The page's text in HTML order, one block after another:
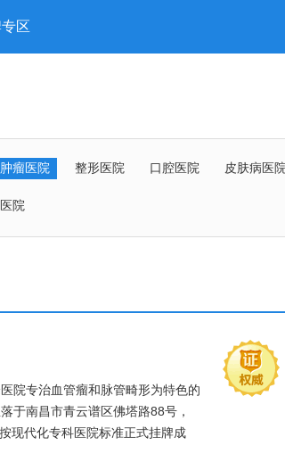
区
肿瘤医院 整形医院 口腔医院 皮肤病医院
院
专治血管瘤和脉管畸形为特色的
于南昌市青云谱区佛塔路88号，
现代化专科医院标准正式挂牌成